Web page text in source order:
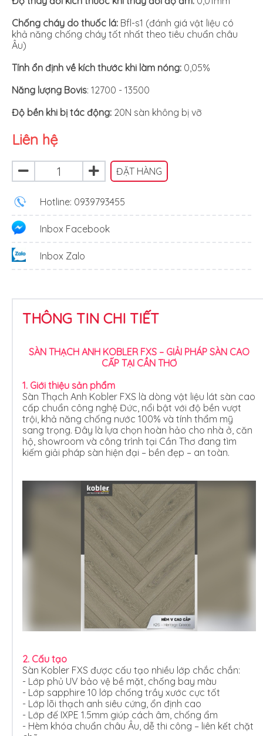
Chống cháy do thuốc lá: Bfl-s1 (đánh giá vật liệu có
khả năng chống cháy tốt nhất theo tiêu chuẩn châu
Âu)
Tính ổn định về kích thước khi làm nóng: 0,05%
Năng lượng Bovis: 12700 - 13500
Độ bền khi bị tác động: 20N sàn không bị vỡ
Liên hệ
ĐẶT HÀNG
Hotline: 0939793455
Inbox Facebook
Inbox Zalo
THÔNG TIN CHI TIẾT
SÀN THẠCH ANH KOBLER FXS – GIẢI PHÁP SÀN CAO
CẤP TẠI CẦN THƠ
1. Giới thiệu sản phẩm
Sàn Thạch Anh Kobler FXS là dòng vật liệu lát sàn cao
cấp chuẩn công nghệ Đức, nổi bật với độ bền vượt
trội, khả năng chống nước 100% và tính thẩm mỹ
sang trọng. Đây là lựa chọn hoàn hảo cho nhà ở, căn
hộ, showroom và công trình tại Cần Thơ đang tìm
kiếm giải pháp sàn hiện đại – bền đẹp – an toàn.
2. Cấu tạo
Sàn Kobler FXS được cấu tạo nhiều lớp chắc chắn:
- Lớp phủ UV bảo vệ bề mặt, chống bay màu
- Lớp sapphire 10 lớp chống trầy xước cực tốt
- Lớp lõi thạch anh siêu cứng, ổn định cao
- Lớp đế IXPE 1.5mm giúp cách âm, chống ẩm
- Hèm khóa chuẩn châu Âu, dễ thi công – liên kết chặt